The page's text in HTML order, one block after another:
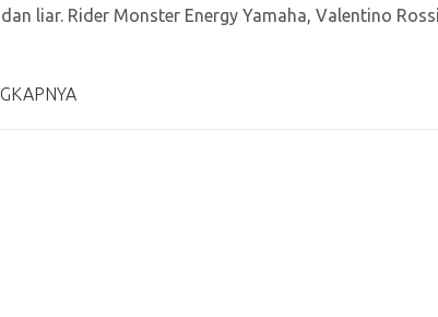
liar. Rider Monster Energy Yamaha, Valentino Rossi